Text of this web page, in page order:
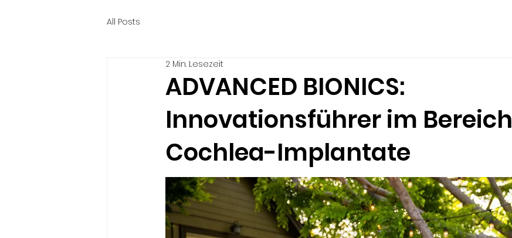
All Posts
ADVANCED BIONICS:
Innovationsführer im Bereich
Cochlea-Implantate
2 Min. Lesezeit